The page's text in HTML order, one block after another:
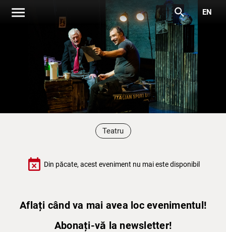
menu search EN
Teatru
event_busy Din păcate, acest eveniment nu mai este disponibil
Aflați când va mai avea loc evenimentul!
Abonați-vă la newsletter!